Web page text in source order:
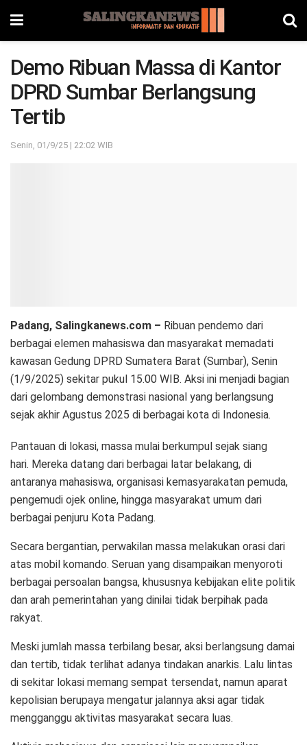
Demo Ribuan Massa di Kantor
DPRD Sumbar Berlangsung
Tertib
Senin, 01/9/25 | 22:02 WIB
Padang, Salingkanews.com – Ribuan pendemo dari
berbagai elemen mahasiswa dan masyarakat memadati
kawasan Gedung DPRD Sumatera Barat (Sumbar), Senin
(1/9/2025) sekitar pukul 15.00 WIB. Aksi ini menjadi bagian
dari gelombang demonstrasi nasional yang berlangsung
sejak akhir Agustus 2025 di berbagai kota di Indonesia.
Pantauan di lokasi, massa mulai berkumpul sejak siang
hari. Mereka datang dari berbagai latar belakang, di
antaranya mahasiswa, organisasi kemasyarakatan pemuda,
pengemudi ojek online, hingga masyarakat umum dari
berbagai penjuru Kota Padang.
Secara bergantian, perwakilan massa melakukan orasi dari
atas mobil komando. Seruan yang disampaikan menyoroti
berbagai persoalan bangsa, khususnya kebijakan elite politik
dan arah pemerintahan yang dinilai tidak berpihak pada
rakyat.
Meski jumlah massa terbilang besar, aksi berlangsung damai
dan tertib, tidak terlihat adanya tindakan anarkis. Lalu lintas
di sekitar lokasi memang sempat tersendat, namun aparat
kepolisian berupaya mengatur jalannya aksi agar tidak
mengganggu aktivitas masyarakat secara luas.